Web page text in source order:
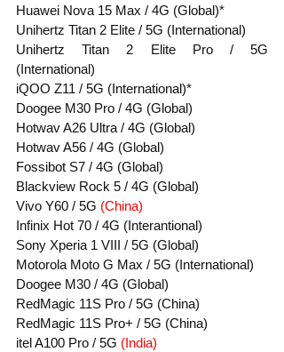
Huawei Nova 15 Max / 4G (Global)*
Unihertz Titan 2 Elite / 5G (International)
Unihertz Titan 2 Elite Pro / 5G
(International)
iQOO Z11 / 5G (International)*
Doogee M30 Pro / 4G (Global)
Hotwav A26 Ultra / 4G (Global)
Hotwav A56 / 4G (Global)
Fossibot S7 / 4G (Global)
Blackview Rock 5 / 4G (Global)
Vivo Y60 / 5G (China)
Infinix Hot 70 / 4G (Interantional)
Sony Xperia 1 VIII / 5G (Global)
Motorola Moto G Max / 5G (International)
Doogee M30 / 4G (Global)
RedMagic 11S Pro / 5G (China)
RedMagic 11S Pro+ / 5G (China)
itel A100 Pro / 5G (India)